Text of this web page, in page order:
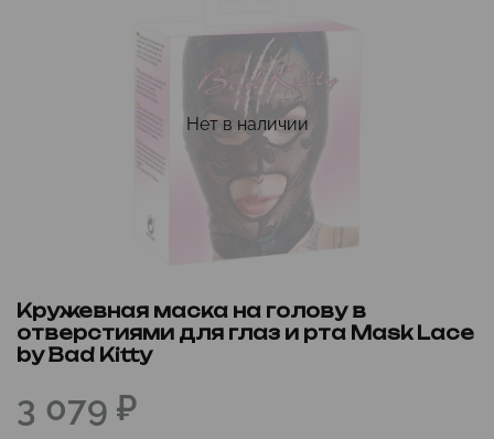
Нет в наличии
Кружевная маска на голову в
отверстиями для глаз и рта Mask Lace
by Bad Kitty
3 079 ₽